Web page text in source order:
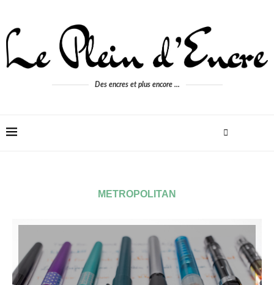
Des encres et plus encore ...
METROPOLITAN